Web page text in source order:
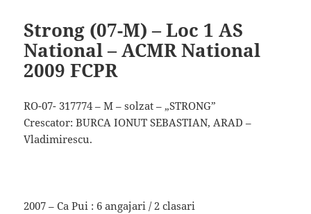
Strong (07-M) – Loc 1 AS
National – ACMR National
2009 FCPR
RO-07- 317774 – M – solzat – „STRONG”
Crescator: BURCA IONUT SEBASTIAN, ARAD –
Vladimirescu.
2007 – Ca Pui : 6 angajari / 2 clasari